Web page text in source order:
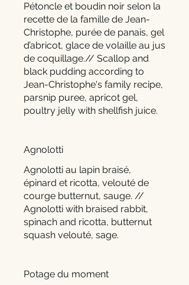
Pétoncle et boudin noir selon la
recette de la famille de Jean-
Christophe, purée de panais, gel
d’abricot, glace de volaille au jus
de coquillage.// Scallop and
black pudding according to
Jean-Christophe's family recipe,
parsnip puree, apricot gel,
poultry jelly with shellfish juice.
Agnolotti
Agnolotti au lapin braisé,
épinard et ricotta, velouté de
courge butternut, sauge. //
Agnolotti with braised rabbit,
spinach and ricotta, butternut
squash velouté, sage.
Potage du moment